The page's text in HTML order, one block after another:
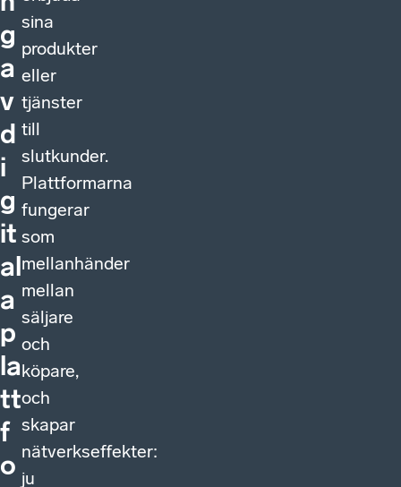
g
a
v
d
i
g
it
al
a
p
la
tt
f
o
sina
produkter
eller
tjänster
till
slutkunder.
Plattformarna
fungerar
som
mellanhänder
mellan
säljare
och
köpare,
och
skapar
nätverkseffekter:
ju